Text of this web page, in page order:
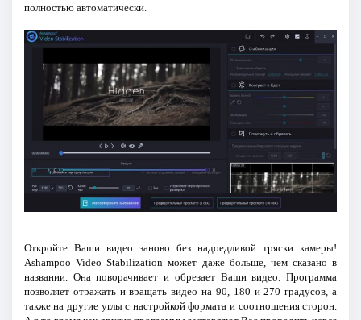
полностью автоматически.
Откройте Ваши видео заново без надоедливой тряски камеры!
Ashampoo Video Stabilization может даже больше, чем сказано в
названии. Она поворачивает и обрезает Ваши видео. Программа
позволяет отражать и вращать видео на 90, 180 и 270 градусов, а
также на другие углы с настройкой формата и соотношения сторон.